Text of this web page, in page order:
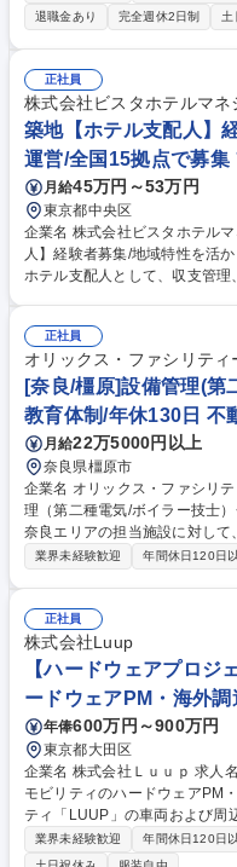
務：採用業務、ITインフラ整備
やそれらの指導、事務所内の
種社内イベントの企画・運営
費精算、経費仕訳、月次、年次決算業務など 募集職
資源調査業界/1910年より続く
退職金あり
完全週休2日制 土
正社員
株式会社ビスタホテルマネ
築地【ホテル支配人】
運営/全国15拠点で募集
月給45万円～53万円
東京都中央区
企業名 株式会社ビスタホテルマネジメント 求人名
人】経験者募集/地域特性を活かした
ホテル支配人として、収支管
定・プラン作成・プロモーショ
R、VIPゲスト・リピーター対
（残室管理・料金調整）■営業
管理（発注・棚卸・本社連携）
（組織・人事考課・労務管理） 募集職種 ★築地【ホテル支配人】経験者
募集/地域特性を活かした運営/
正社員
オリックス・ファシリティ
[奈良/橿原]設備管理(第
教育体制/年休130日 不
月給22万5000円以上
奈良県橿原市
企業名 オリックス・ファシリティーズ株式会社
理（第二種電気/ボイラー技士）◆安
奈良エリアの担当施設に対し
学、公共施設な等様々な施設
定点検・契約に基づく業務計画
時の対応及び一次的な修繕(建
業者等への発注・オーナー様
画：https://youtu.be/
www.youtube.com/watch?v=T5Xs84QEaJE 募集職
（第二種電気/ボイラー技士）◆
業界未経験歓迎 年間休日120日
正社員
株式会社Luup
【ハードウェアプロジ
ードウェアPM・海外調
年俸600万円～900万円
東京都大田区
企業名 株式会社Ｌｕｕｐ 求人名 【ハードウェアプロジェクト担当】電動
モビリティのハードウェアPM・海外調達 仕事の内容 電
ティ「LUUP」の車両および周
ェクト管理全般。海外サプラ
場品質管理をお任せします。 (1)海外サプライヤーとの価格・ビジネス条
業界未経験歓迎 年間休日120日